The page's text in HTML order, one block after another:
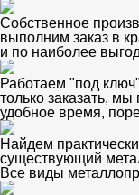
Собственное
выполним заказ в
и по наиболее
Работаем "под
только заказать,
удобное время,
Найдем
существующий
Все виды